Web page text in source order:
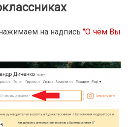
на надпись"О чём Вы